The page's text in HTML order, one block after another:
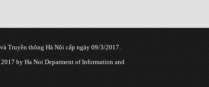
Truyền thông Hà Nội cấp ngày 09/3/2017.
by Ha Noi Deparment of Information and